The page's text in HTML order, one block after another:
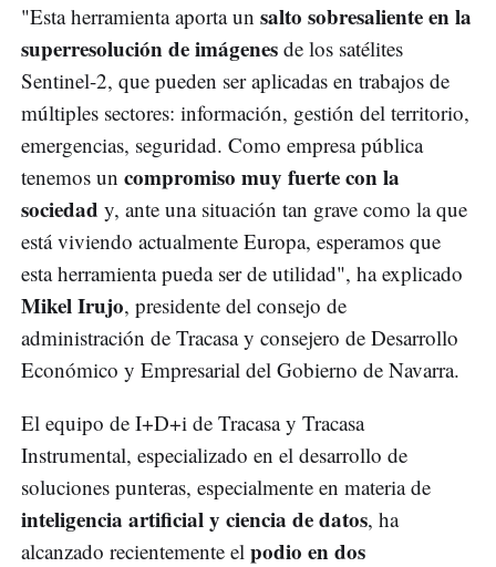
"Esta herramienta aporta un salto sobresaliente en la
superresolución de imágenes de los satélites
Sentinel-2, que pueden ser aplicadas en trabajos de
múltiples sectores: información, gestión del territorio,
emergencias, seguridad. Como empresa pública
tenemos un compromiso muy fuerte con la
sociedad y, ante una situación tan grave como la que
está viviendo actualmente Europa, esperamos que
esta herramienta pueda ser de utilidad", ha explicado
Mikel Irujo, presidente del consejo de
administración de Tracasa y consejero de Desarrollo
Económico y Empresarial del Gobierno de Navarra.
El equipo de I+D+i de Tracasa y Tracasa
Instrumental, especializado en el desarrollo de
soluciones punteras, especialmente en materia de
inteligencia artificial y ciencia de datos, ha
alcanzado recientemente el podio en dos